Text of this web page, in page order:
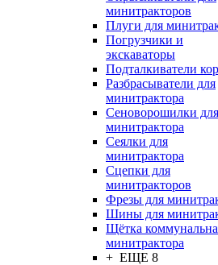
минитракторов
Плуги для
Погрузчики и
экскаваторы
Подталкиватели
Разбрасыватели для
минитрактора
Сеноворошилки для
минитрактора
Сеялки для
минитрактора
Сцепки для
минитракторов
Фрезы для
Шины для
Щётка
минитрактора
+ ЕЩЕ 8